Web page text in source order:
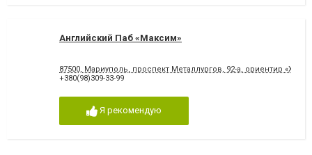
Английский Паб «Максим»
87500, Мариуполь, проспект Металлургов, 92-а, ориентир
+380(98)309-33-99
Я рекомендую